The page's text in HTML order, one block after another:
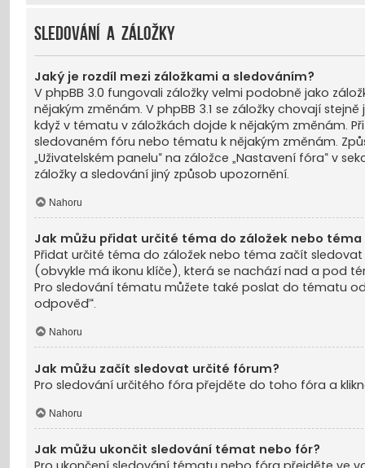
Sledování a záložky
Jaký je rozdíl mezi záložkami a sledováním?
V phpBB 3.0 fungovali záložky velmi podobně jako
nějakým změnám. V phpBB 3.1 se záložky chovají
když v tématu v záložkách dojde k nějakým změnám.
sledovaném fóru nebo tématu k nějakým změnám.
„Uživatelském panelu“ na záložce „Nastavení fóra“ v
záložky a sledování jiný způsob upozornění.
Nahoru
Jak můžu přidat určité téma do záložek nebo
Přidat určité téma do záložek nebo téma začít
(obvykle má ikonu klíče), která se nachází nad a pod
Pro sledování tématu můžete také poslat do tématu
odpověď“.
Nahoru
Jak můžu začít sledovat určité fórum?
Pro sledování určitého fóra přejděte do toho fóra a
Nahoru
Jak můžu ukončit sledování témat nebo fór?